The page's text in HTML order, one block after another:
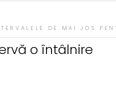
DE MAI JOS
o întâlnire